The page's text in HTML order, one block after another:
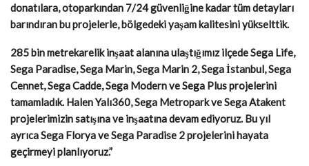
donatılara, otoparkından 7/24 güvenliğine kadar tüm detayları
barındıran bu projelerle, bölgedeki yaşam kalitesini yükselttik.
285 bin metrekarelik inşaat alanına ulaştığımız ilçede Sega Life,
Sega Paradise, Sega Marin, Sega Marin 2, Sega İstanbul, Sega
Cennet, Sega Cadde, Sega Modern ve Sega Plus projelerini
tamamladık. Halen Yalı360, Sega Metropark ve Sega Atakent
projelerimizin satışına ve inşaatına devam ediyoruz. Bu yıl
ayrıca Sega Florya ve Sega Paradise 2 projelerini hayata
geçirmeyi planlıyoruz.”